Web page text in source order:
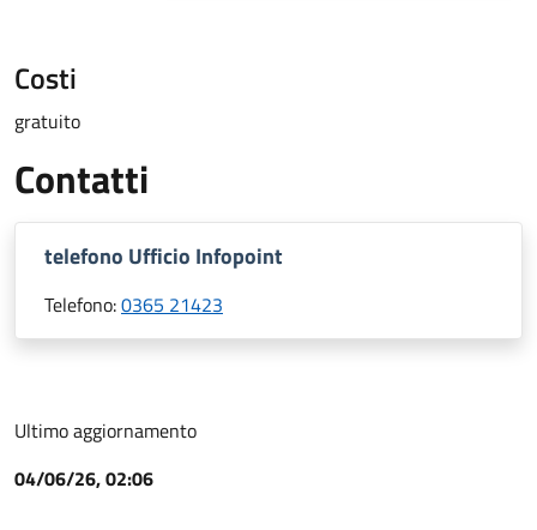
Costi
gratuito
Contatti
telefono Ufficio Infopoint
Telefono:0365 21423
Ultimo aggiornamento
04/06/26, 02:06